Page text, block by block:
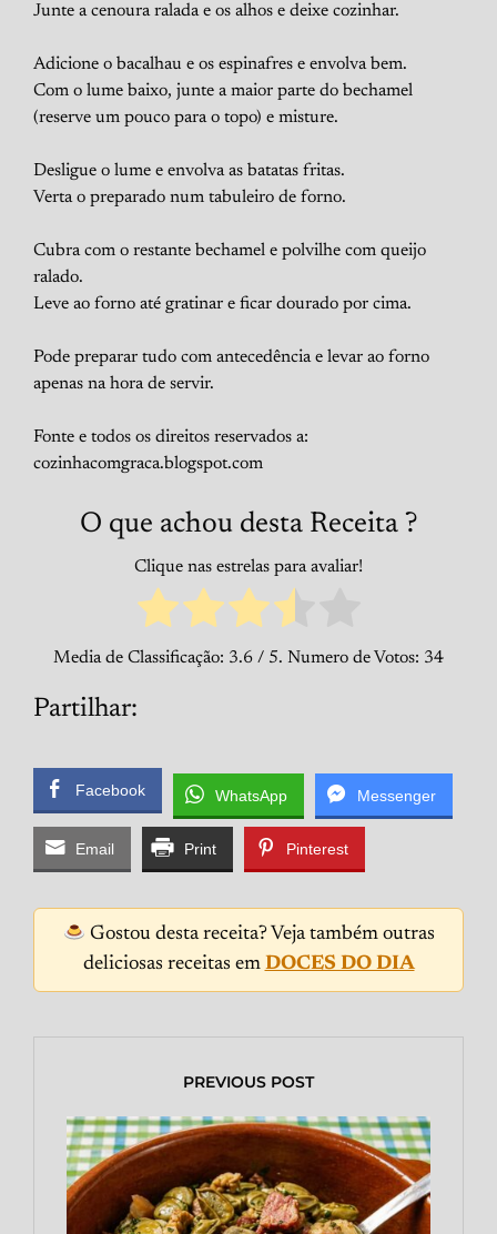
Junte a cenoura ralada e os alhos e deixe cozinhar.
Adicione o bacalhau e os espinafres e envolva bem.
Com o lume baixo, junte a maior parte do bechamel
(reserve um pouco para o topo) e misture.
Desligue o lume e envolva as batatas fritas.
Verta o preparado num tabuleiro de forno.
Cubra com o restante bechamel e polvilhe com queijo
ralado.
Leve ao forno até gratinar e ficar dourado por cima.
Pode preparar tudo com antecedência e levar ao forno
apenas na hora de servir.
Fonte e todos os direitos reservados a:
cozinhacomgraca.blogspot.com
O que achou desta Receita ?
Clique nas estrelas para avaliar!
Media de Classificação: 3.6 / 5. Numero de Votos: 34
Partilhar:
Facebook WhatsApp Messenger
Email Print Pinterest
Gostou desta receita? Veja também outras
deliciosas receitas em DOCES DO DIA
PREVIOUS POST